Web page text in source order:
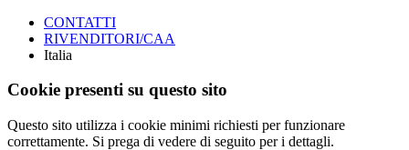
CONTATTI
RIVENDITORI/CAA
Italia
Cookie presenti su questo sito
Questo sito utilizza i cookie minimi richiesti per funzionare
correttamente. Si prega di vedere di seguito per i dettagli.